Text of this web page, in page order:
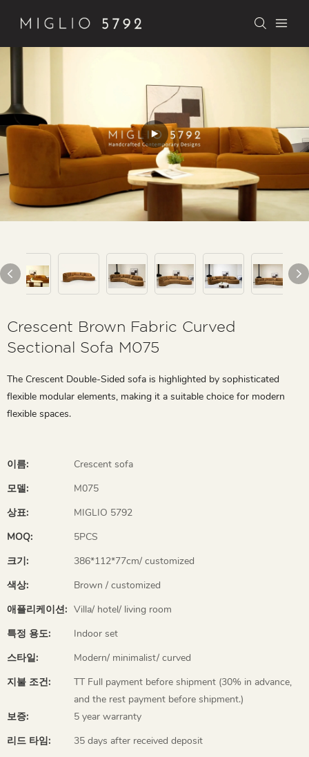
Crescent Brown Fabric Curved
Sectional Sofa M075
The Crescent Double-Sided sofa is highlighted by sophisticated
flexible modular elements, making it a suitable choice for modern
flexible spaces.
이름:
Crescent sofa
모델:
M075
상표:
MIGLIO 5792
MOQ:
5PCS
크기:
386*112*77cm/ customized
색상:
Brown / customized
애플리케이션: Villa/ hotel/ living room
특정 용도:
Indoor set
스타일:
Modern/ minimalist/ curved
지불 조건:
TT Full payment before shipment (30% in advance,
and the rest payment before shipment.)
보증:
5 year warranty
리드 타임:
35 days after received deposit